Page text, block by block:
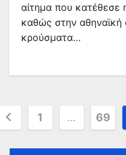
αίτημα που
καθώς στην
κρούσματα…
1 … 69